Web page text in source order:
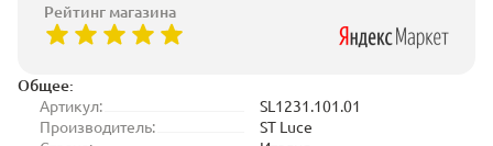
Общее:
Артикул:
SL1231.101.01
Производитель:
ST Luce
Рейтинг магазина